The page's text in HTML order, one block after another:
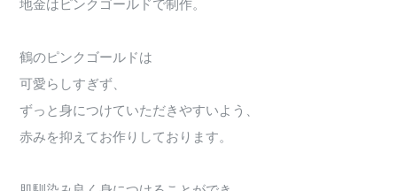
地金はピンクゴールドで制作。
鶴のピンクゴールドは
可愛らしすぎず、
ずっと身につけていただきやすいよう、
赤みを抑えてお作りしております。